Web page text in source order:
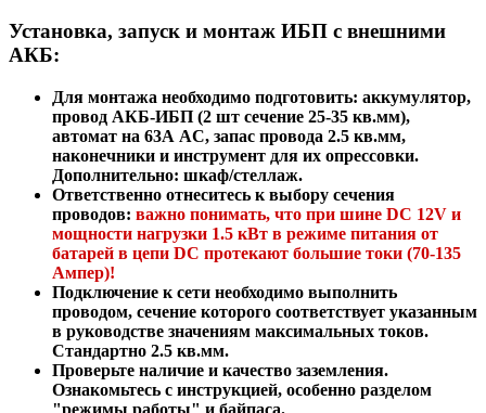
Установка, запуск и монтаж ИБП с внешними
АКБ:
Для монтажа необходимо подготовить: аккумулятор,
провод АКБ-ИБП (2 шт сечение 25-35 кв.мм),
автомат на 63А AC, запас провода 2.5 кв.мм,
наконечники и инструмент для их опрессовки.
Дополнительно: шкаф/стеллаж.
Ответственно отнеситесь к выбору сечения
проводов: важно понимать, что при шине DC 12V и
мощности нагрузки 1.5 кВт в режиме питания от
батарей в цепи DC протекают большие токи (70-135
Ампер)!
Подключение к сети необходимо выполнить
проводом, сечение которого соответствует указанным
в руководстве значениям максимальных токов.
Стандартно 2.5 кв.мм.
Проверьте наличие и качество заземления.
Ознакомьтесь с инструкцией, особенно разделом
"режимы работы" и байпаса.